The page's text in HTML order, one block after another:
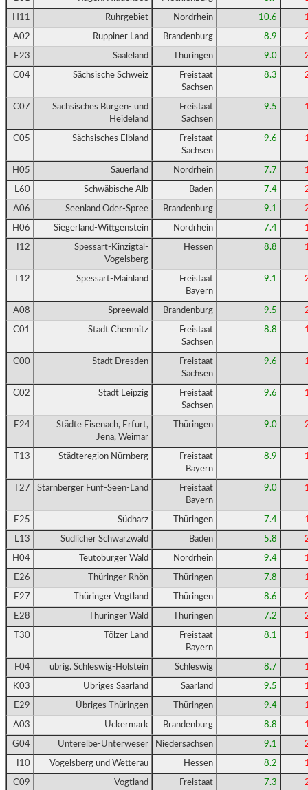
H11 Ruhrgebiet Nordrhein 10.6
A02 Ruppiner Land Brandenburg 8.9
E23 Saaleland Thüringen 9.0
C04 Sächsische Schweiz
Freistaat
Sachsen
8.3
C07
Sächsisches Burgen- und
Heideland
Freistaat
Sachsen
9.5
C05 Sächsisches Elbland
Freistaat
Sachsen
9.6
H05 Sauerland Nordrhein 7.7
L60 Schwäbische Alb Baden 7.4
A06 Seenland Oder-Spree Brandenburg 9.1
H06 Siegerland-Wittgenstein Nordrhein 7.4
I12
Spessart-Kinzigtal-
Vogelsberg
Hessen 8.8
T12 Spessart-Mainland
Freistaat
Bayern
9.1
A08 Spreewald Brandenburg 9.5
C01 Stadt Chemnitz
Freistaat
Sachsen
8.8
C00 Stadt Dresden
Freistaat
Sachsen
9.6
C02 Stadt Leipzig
Freistaat
Sachsen
9.6
E24
Städte Eisenach, Erfurt,
Jena, Weimar
Thüringen 9.0
T13 Städteregion Nürnberg
Freistaat
Bayern
8.9
T27 Starnberger Fünf-Seen-Land
Freistaat
Bayern
9.0
E25 Südharz Thüringen 7.4
L13 Südlicher Schwarzwald Baden 5.8
H04 Teutoburger Wald Nordrhein 9.4
E26 Thüringer Rhön Thüringen 7.8
E27 Thüringer Vogtland Thüringen 8.6
E28 Thüringer Wald Thüringen 7.2
T30 Tölzer Land
Freistaat
Bayern
8.1
F04 übrig. Schleswig-Holstein Schleswig 8.7
K03 Übriges Saarland Saarland 9.5
E29 Übriges Thüringen Thüringen 9.4
A03 Uckermark Brandenburg 8.8
G04 Unterelbe-Unterweser Niedersachsen 9.1
I10 Vogelsberg und Wetterau Hessen 8.2
C09 Vogtland
Freistaat
7.3